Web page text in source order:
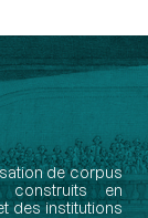
de corpus
construits en
des institutions